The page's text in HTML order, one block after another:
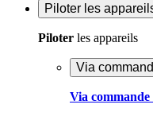
Piloter les
Piloter les appareils
Via
Via